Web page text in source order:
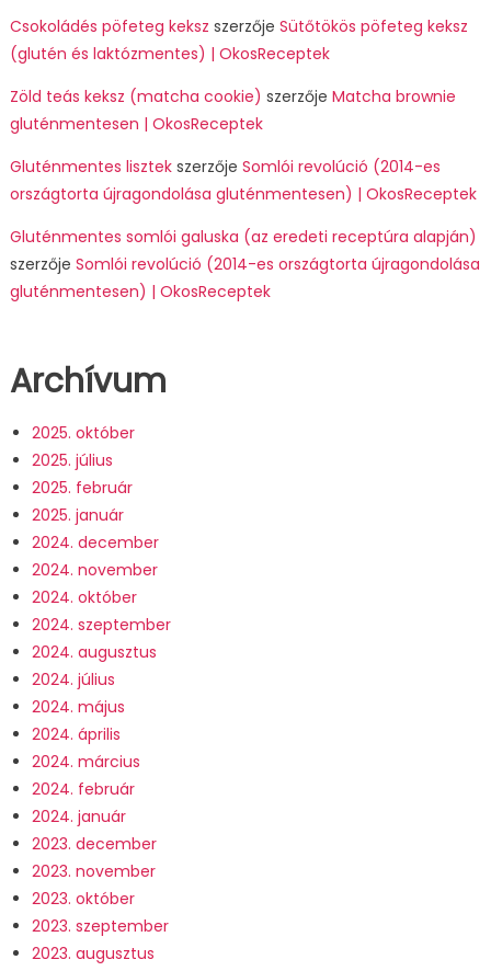
Csokoládés pöfeteg keksz szerzője Sütőtökös pöfeteg keksz
(glutén és laktózmentes) | OkosReceptek
Zöld teás keksz (matcha cookie) szerzője Matcha brownie
gluténmentesen | OkosReceptek
Gluténmentes lisztekszerzője Somlói revolúció (2014-es
országtorta újragondolása gluténmentesen) | OkosReceptek
Gluténmentes somlói galuska (az eredeti receptúra alapján)
szerzője Somlói revolúció (2014-es országtorta újragondolása
gluténmentesen) | OkosReceptek
Archívum
2025. október
2025. július
2025. február
2025. január
2024. december
2024. november
2024. október
2024. szeptember
2024. augusztus
2024. július
2024. május
2024. április
2024. március
2024. február
2024. január
2023. december
2023. november
2023. október
2023. szeptember
2023. augusztus